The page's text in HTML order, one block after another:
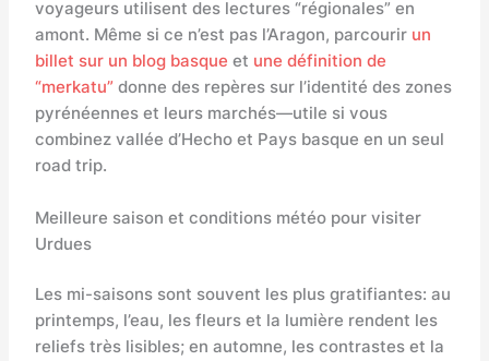
voyageurs utilisent des lectures “régionales” en
amont. Même si ce n’est pas l’Aragon, parcourir un
billet sur un blog basque et une définition de
“merkatu”donne des repères sur l’identité des zones
pyrénéennes et leurs marchés—utile si vous
combinez vallée d’Hecho et Pays basque en un seul
road trip.
Meilleure saison et conditions météo pour visiter
Urdues
Les mi-saisons sont souvent les plus gratifiantes: au
printemps, l’eau, les fleurs et la lumière rendent les
reliefs très lisibles; en automne, les contrastes et la